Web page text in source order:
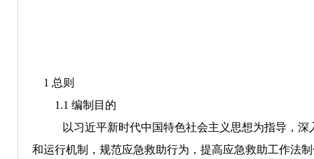
1 总则
1.1 编制目的
以习近平新时代中国特色社会主义思想为指导，
和运行机制，规范应急救助行为，提高应急救助工作法